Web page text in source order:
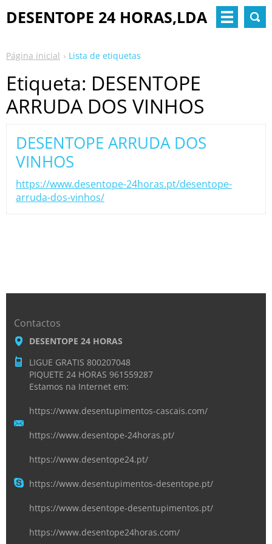
DESENTOPE 24 HORAS,LDA
Página inicial Lista de etiquetas
Etiqueta: DESENTOPE
ARRUDA DOS VINHOS
DESENTOPE ARRUDA DOS
VINHOS
https://www.desentope-24horas.pt/desentope-
arruda-dos-vinhos/
Contactos
DESENTOPE 24 HORAS
LIGUE GRATIS 800207048
PIQUETE 24 HORAS 961559287
Estamos na Internet em:
https://www.desentupimentos-cascais.com/
https://www.desentope-24horas.pt/
https://www.desentope24.pt/
https://www.desentupimentos-desentope.pt/
https://www.desentope-desentupimentos.pt/
https://www.desentope24horas.com/